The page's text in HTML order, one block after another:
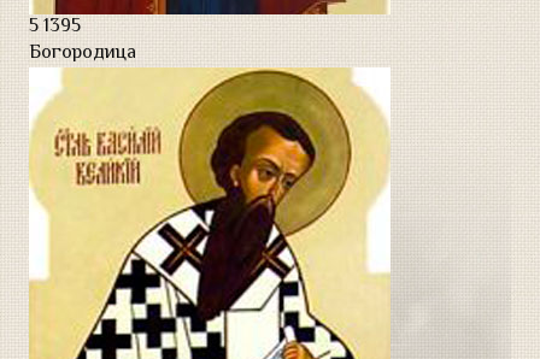
51395
Богородица